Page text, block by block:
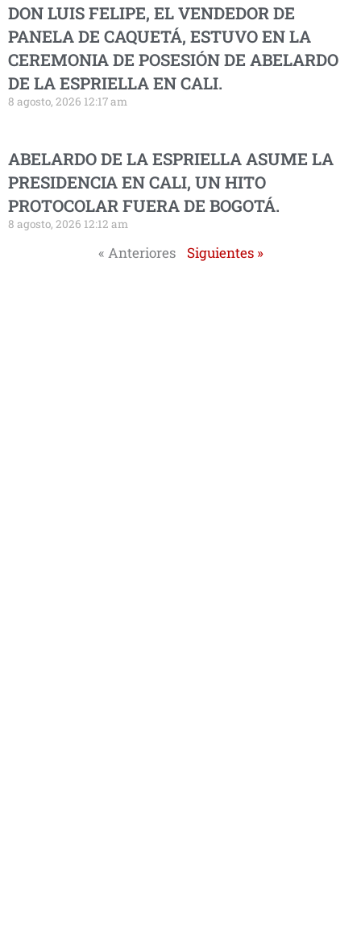
DON LUIS FELIPE, EL VENDEDOR DE
PANELA DE CAQUETÁ, ESTUVO EN LA
CEREMONIA DE POSESIÓN DE ABELARDO
DE LA ESPRIELLA EN CALI.
8 agosto, 2026 12:17 am
ABELARDO DE LA ESPRIELLA ASUME LA
PRESIDENCIA EN CALI, UN HITO
PROTOCOLAR FUERA DE BOGOTÁ.
8 agosto, 2026 12:12 am
« Anteriores Siguientes »